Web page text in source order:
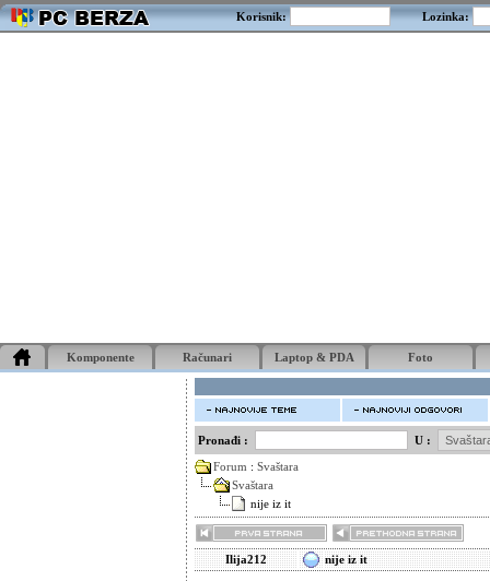
Korisnik: Lozinka:
Komponente Računari Laptop & PDA Foto
Pronađi :
U :
Forum : Svaštara
Svaštara
nije iz it
Ilija212 nije iz it